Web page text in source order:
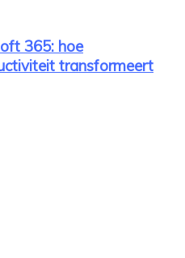
365: hoe
transformeert